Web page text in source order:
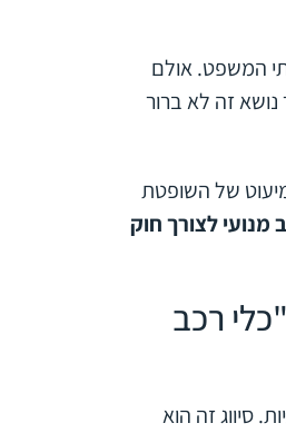
המשפט. אולם
נושא זה לא ברור
של השופטת
מנועי לצורך חוק
רכב
סיווג זה הוא